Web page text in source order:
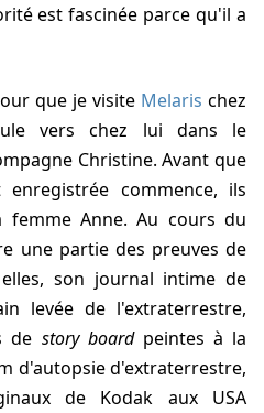
est fascinée parce qu'il a
que je visite Melaris chez
vers chez lui dans le
Christine. Avant que
commence, ils
Anne. Au cours du
une partie des preuves de
son journal intime de
levée de l'extraterrestre,
de story boardpeintes à la
d'autopsie d'extraterrestre,
de Kodak aux USA